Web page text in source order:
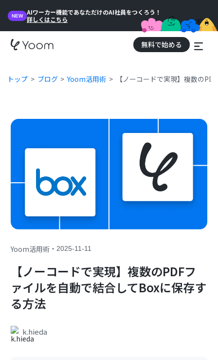
NEW
AIワーカー機能であなただけのAI社員をつくろう！
詳しくはこちら
無料で始める
トップ ブログ Yoom活用術 【ノーコードで実現】複数の
Yoom活用術 ・2025-11-11
【ノーコードで実現】複数のPDFフ
ァイルを自動で結合してBoxに保存す
る方法
k.hieda